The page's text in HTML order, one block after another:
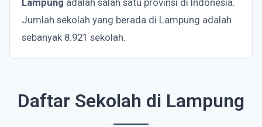
Lampung adalah salah satu provinsi di Indonesia.
Jumlah sekolah yang berada di Lampung adalah
sebanyak 8.921 sekolah.
Daftar Sekolah di Lampung